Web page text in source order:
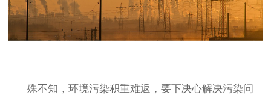
殊不知，环境污染积重难返，要下决心解决污染问